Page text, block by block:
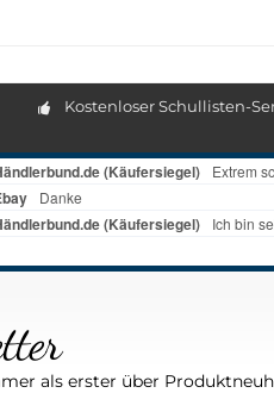
Kostenloser Schullisten-
als erster über